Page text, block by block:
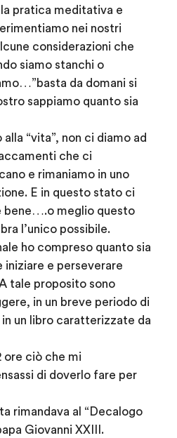
pratica meditativa e
nei nostri
considerazioni che
siamo stanchi o
da domani si
sappiamo quanto sia
“vita”, non ci diamo ad
che ci
e rimaniamo in uno
E in questo stato ci
bene….o meglio questo
l’unico possibile.
ho compreso quanto sia
e perseverare
tale proposito sono
in un breve periodo di
un libro caratterizzate da
ore ciò che mi
di doverlo fare per
rimandava al “Decalogo
Giovanni XXIII.